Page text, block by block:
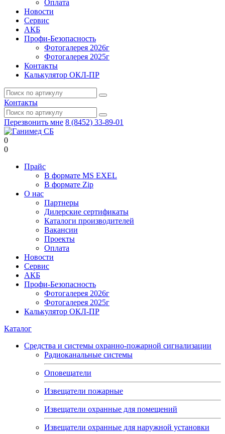
Оплата
Новости
Сервис
АКБ
Профи-Безопасность
Фотогалерея 2026г
Фотогалерея 2025г
Контакты
Калькулятор ОКЛ-ПР
Контакты
Перезвонить мне 8 (8452) 33-89-01
0
0
Прайс
В формате MS EXEL
В формате Zip
О нас
Партнеры
Дилерские сертификаты
Каталоги производителей
Вакансии
Проекты
Оплата
Новости
Сервис
АКБ
Профи-Безопасность
Фотогалерея 2026г
Фотогалерея 2025г
Калькулятор ОКЛ-ПР
Каталог
Средства и системы охранно-пожарной сигнализации
Радиоканальные системы
Оповещатели
Извещатели пожарные
Извещатели охранные для помещений
Извещатели охранные для наружной установки